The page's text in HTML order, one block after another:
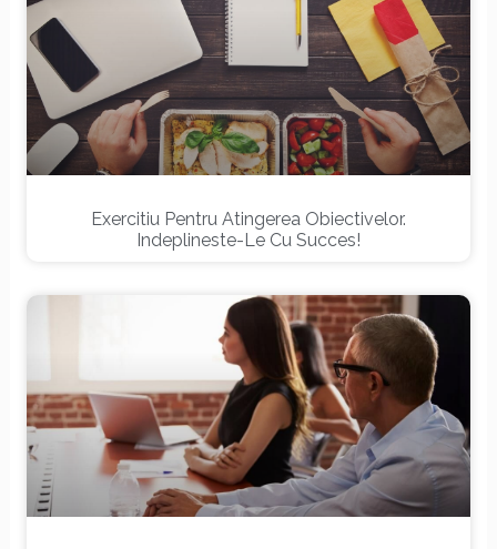
Exercitiu Pentru Atingerea Obiectivelor.
Indeplineste-Le Cu Succes!